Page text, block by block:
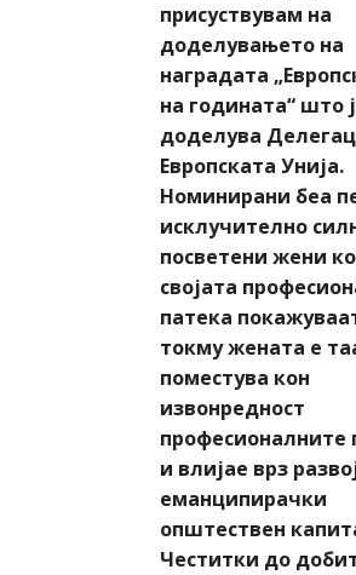
присуствувам на
доделувањето на
наградата
на годината“ што
доделува
Европската Унија.
Номинирани беа
исклучително
посветени жени
својата
патека
токму жената е
поместува кон
извонредност
професионалните
и влијае врз
еманципирачки
општествен
Честитки до